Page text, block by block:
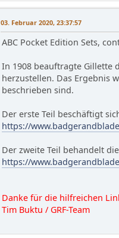
03. Februar 2020, 23:37:57
ABC Pocket Edition Sets,
In 1908 beauftragte Gillette
herzustellen. Das Ergebnis
beschrieben sind.
Der erste Teil beschäftigt
https://
Der zweite Teil behandelt
https://
Danke für die hilfreichen
Tim Buktu / GRF-Team